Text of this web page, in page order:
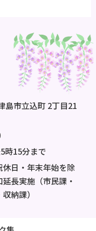
市立込町 2丁目21
時15分まで
日・年末年始を除
長実施（市民課・
納課）